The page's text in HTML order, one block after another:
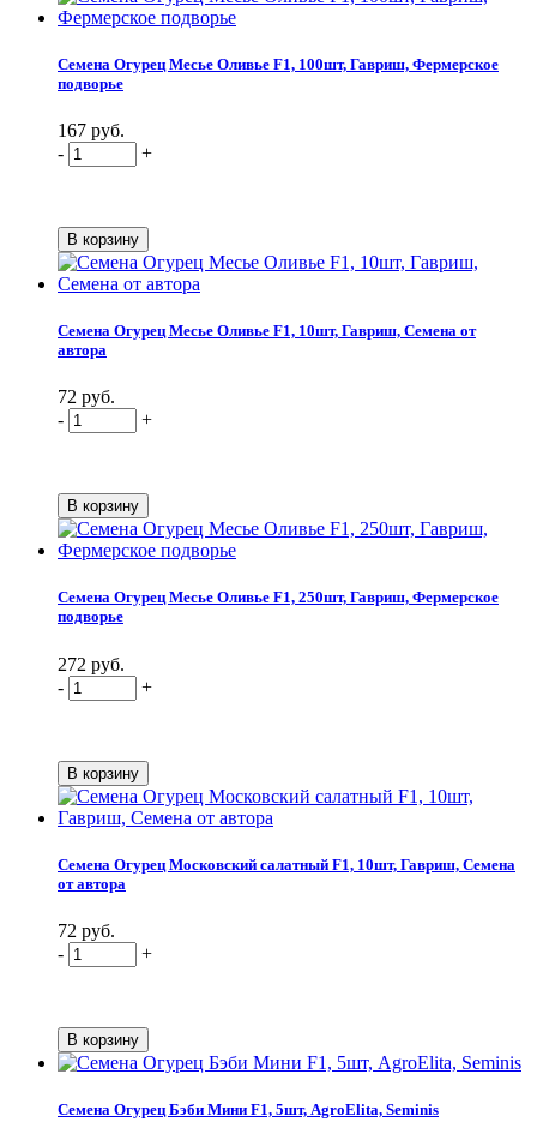
Семена Огурец Месье Оливье F1, 100шт, Гавриш, Фермерское
подворье
167 руб.
-
+
Семена Огурец Месье Оливье F1, 10шт, Гавриш, Семена от
автора
72 руб.
-
+
Семена Огурец Месье Оливье F1, 250шт, Гавриш, Фермерское
подворье
272 руб.
-
+
Семена Огурец Московский салатный F1, 10шт, Гавриш, Семена
от автора
72 руб.
-
+
Семена Огурец Бэби Мини F1, 5шт, AgroElita, Seminis